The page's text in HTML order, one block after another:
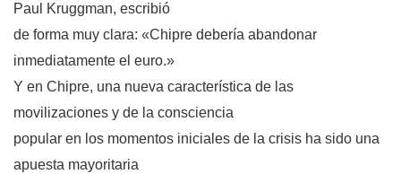
Paul Kruggman, escribió
de forma muy clara: «Chipre debería abandonar
inmediatamente el euro.»
Y en Chipre, una nueva característica de las
movilizaciones y de la consciencia
popular en los momentos iniciales de la crisis ha sido una
apuesta mayoritaria